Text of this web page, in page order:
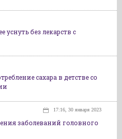
уснуть без лекарств с
сахара в детстве со
17:16, 30 января 2023
заболеваний головного